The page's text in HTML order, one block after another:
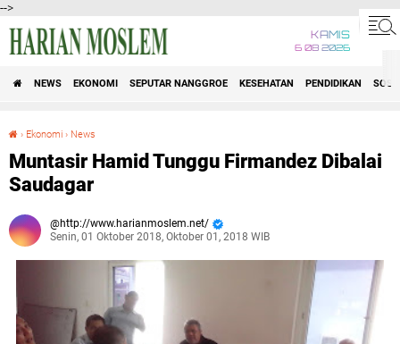
-->
KAMIS
6 08 2026
NEWS EKONOMI SEPUTAR NANGGROE KESEHATAN PENDIDIKAN
› Ekonomi › News
Muntasir Hamid Tunggu Firmandez Dibalai
Saudagar
http://www.harianmoslem.net/
Senin, 01 Oktober 2018, Oktober 01, 2018 WIB